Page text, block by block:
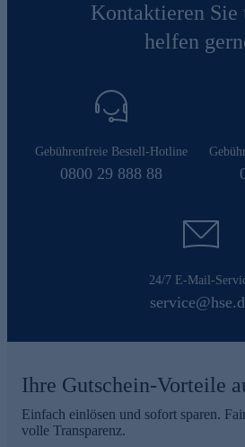
Kontaktieren Sie
helfen
Gebührenfreie Bestell-Hotline
0800 29 888 88
24/7 E-Mail-
Ihre Gutschein-Vorteile
Einfach einlösen und sofort sparen.
volle Transparenz.